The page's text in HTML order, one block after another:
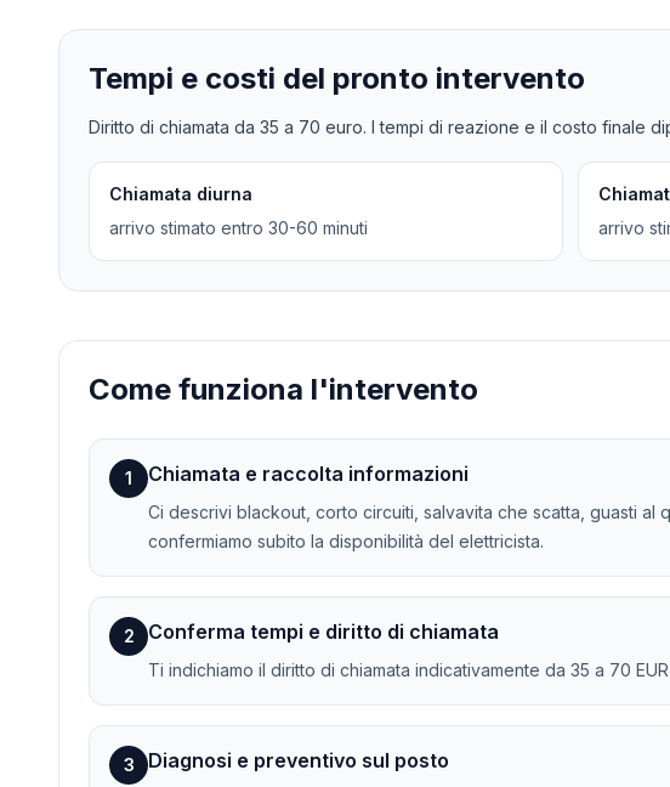
Tempi e costi del pronto intervento
Diritto di chiamata da 35 a 70 euro. I tempi di reazione e il costo finale
Chiamata diurna
arrivo stimato entro 30-60 minuti
arrivo
Come funziona l'intervento
1 Chiamata e raccolta informazioni
Ci descrivi blackout, corto circuiti, salvavita che scatta, guasti
confermiamo subito la disponibilità del elettricista.
2 Conferma tempi e diritto di chiamata
Ti indichiamo il diritto di chiamata indicativamente da 35 a 70
3 Diagnosi e preventivo sul posto